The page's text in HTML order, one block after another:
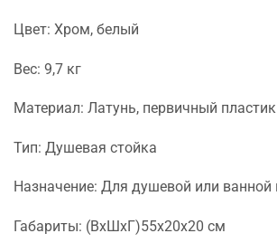
Цвет: Хром, белый
Вес: 9,7 кг
Материал: Латунь, первичный пластик
Тип: Душевая стойка
Назначение: Для душевой или
Габариты: (ВхШхГ)55х20х20 см